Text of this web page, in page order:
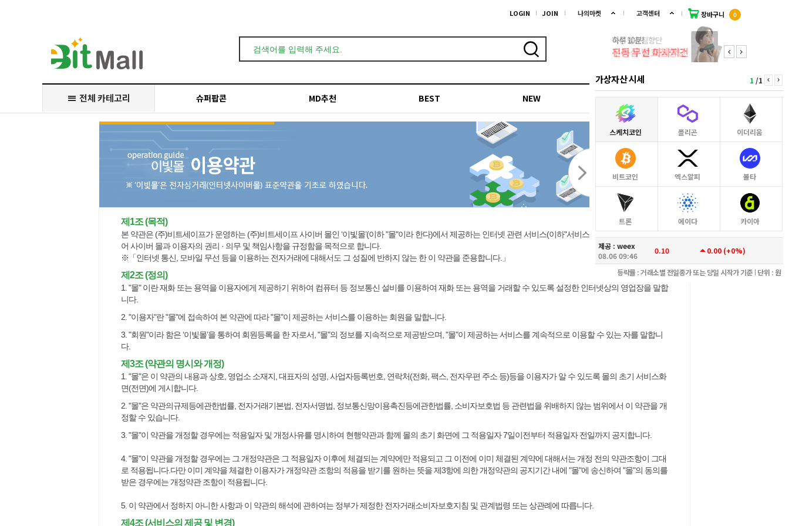
가상자산 시세 1 /1 keyboard_arrow_left keyboard_arrow_right
스케치코인 폴리곤 이더리움
비트코인 엑스알피 볼타
트론 에이다 카이아
제공 : weex
08.06 09:46
0.10 arrow_drop_up0.00 (+0%)
등락률 : 거래소별 전일종가 또는 당일 시작가 기준 단위 : 원
LOGIN JOIN 나의마켓 고객센터 장바구니 0
Prev
전체 카테고리 슈퍼팝콘 MD추천 BEST NEW 이달의 추천
제1조 (목적)
본 약관은 (주)비트세이프가 운영하는 (주)비트세이프 사이버 몰인 ‘이빛몰’(이하 "몰"이라 한다)에서 제공하는 인터넷 관련 서비스(이하"서비스"라 한다)를 이용함에 있
어 사이버 몰과 이용자의 권리 · 의무 및 책임사항을 규정함을 목적으로 합니다.
※「인터넷 통신, 모바일 무선 등을 이용하는 전자거래에 대해서도 그 성질에 반하지 않는 한 이 약관을 준용합니다.」
제2조 (정의)
1. "몰" 이란 재화 또는 용역을 이용자에게 제공하기 위하여 컴퓨터 등 정보통신 설비를 이용하여 재화 또는 용역을 거래할 수 있도록 설정한 인터넷상의 영업장을 말합
니다.
2. "이용자"란 "몰"에 접속하여 본 약관에 따라 "몰"이 제공하는 서비스를 이용하는 회원을 말합니다.
3. "회원"이라 함은 ‘이빛몰’을 통하여 회원등록을 한 자로서, "몰"의 정보를 지속적으로 제공받으며, "몰"이 제공하는 서비스를 계속적으로 이용할수 있는 자를 말합니
다.
제3조 (약관의 명시와 개정)
1. "몰"은 이 약관의 내용과 상호, 영업소 소재지, 대표자의 성명, 사업자등록번호, 연락처(전화, 팩스, 전자우편 주소 등)등을 이용자가 알 수 있도록 몰의 초기 서비스화
면(전면)에 게시합니다.
2. "몰"은 약관의규제등에관한법률, 전자거래기본법, 전자서명법, 정보통신망이용촉진등에관한법률, 소비자보호법 등 관련법을 위배하지 않는 범위에서 이 약관을 개
정할 수 있습니다.
3. "몰"이 약관을 개정할 경우에는 적용일자 및 개정사유를 명시하여 현행약관과 함께 몰의 초기 화면에 그 적용일자 7일이전부터 적용일자전일까지 공지합니다.
4. "몰"이 약관을 개정할 경우에는 그 개정약관은 그 적용일자 이후에 체결되는 계약에만 적용되고 그 이전에 이미 체결된 계약에 대해서는 개정 전의 약관조항이 그대
로 적용됩니다.다만 이미 계약을 체결한 이용자가 개정약관 조항의 적용을 받기를 원하는 뜻을 제3항에 의한개정약관의 공지기간 내에 "몰"에 송신하여 "몰"의 동의를
받은 경우에는 개정약관 조항이 적용됩니다.
5. 이 약관에서 정하지 아니한 사항과 이 약관의 해석에 관하여는 정부가 제정한 전자거래소비자보호지침 및 관계법령 또는 상관례에 따릅니다.
제4조 (서비스의 제공 및 변경)